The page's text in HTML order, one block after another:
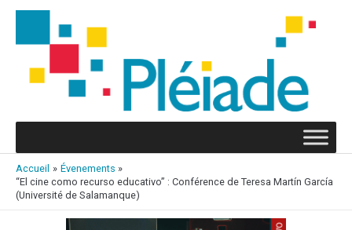
Aller
contenu
Accueil
Évenements
“El cine como recurso educativo” : Conférence de Teresa Martín García
(Université de Salamanque)